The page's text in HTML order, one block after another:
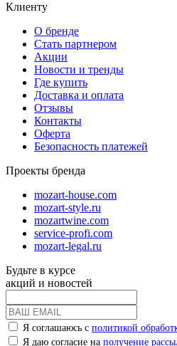
Клиенту
О бренде
Стать партнером
Акции
Новости и тренды
Где купить
Доставка и оплата
Отзывы
Контакты
Оферта
Безопасность платежей
Проекты бренда
mozart-house.com
mozart-style.ru
mozartwine.com
service-profi.com
mozart-legal.ru
Будьте в курсе
акций и новостей
Я соглашаюсь с политикой
Я даю согласие на получение